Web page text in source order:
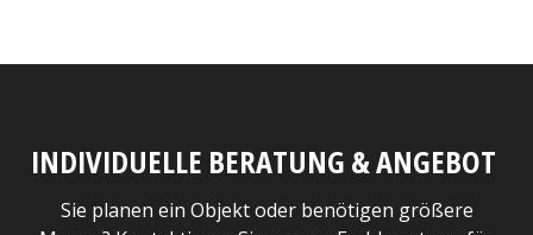
INDIVIDUELLE BERATUNG & ANGEBOT
Sie planen ein Objekt oder benötigen größere